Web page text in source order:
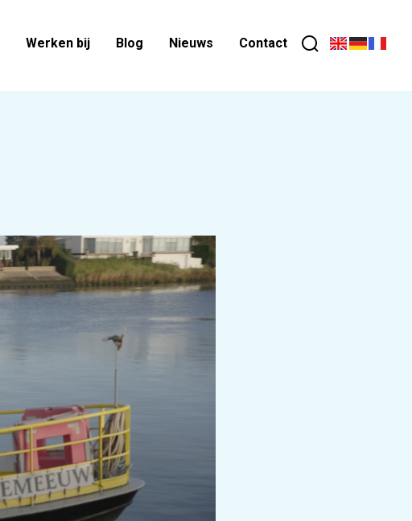
Werken bij Blog Nieuws Contact